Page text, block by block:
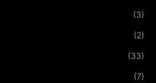
(3)
(2)
(33)
(7)